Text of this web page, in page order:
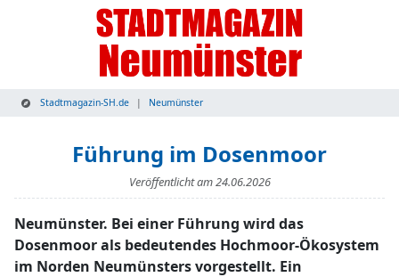
Stadtmagazin-SH.de Neumünster
Führung im Dosenmoor
Veröffentlicht am24.06.2026
Neumünster. Bei einer Führung wird das
Dosenmoor als bedeutendes Hochmoor-Ökosystem
im Norden Neumünsters vorgestellt. Ein